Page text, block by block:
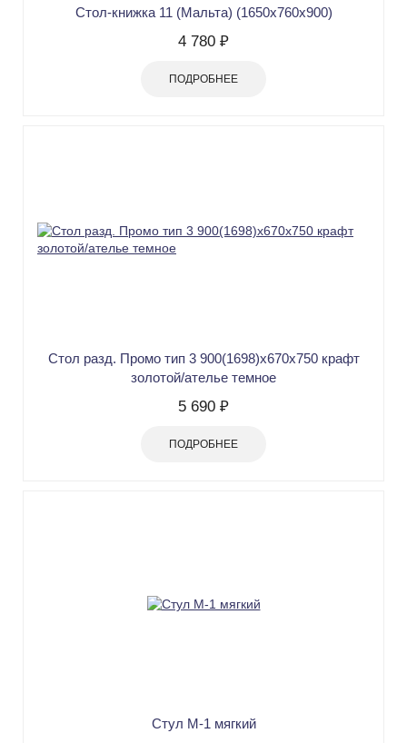
Стол-книжка 11 (Мальта) (1650х760х900)
4 780 ₽
ПОДРОБНЕЕ
Стол разд. Промо тип 3 900(1698)х670х750 крафт
золотой/ателье темное
5 690 ₽
ПОДРОБНЕЕ
Стул М-1 мягкий